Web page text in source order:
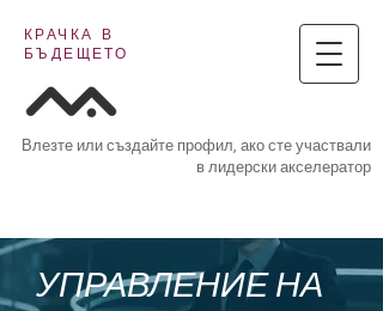
КРАЧКА В
БЪДЕЩЕТО
Влезте или създайте профил, ако сте участвали
в лидерски акселератор
УПРАВЛЕНИЕ НА